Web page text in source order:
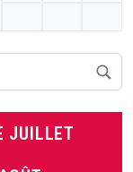
JUILLET